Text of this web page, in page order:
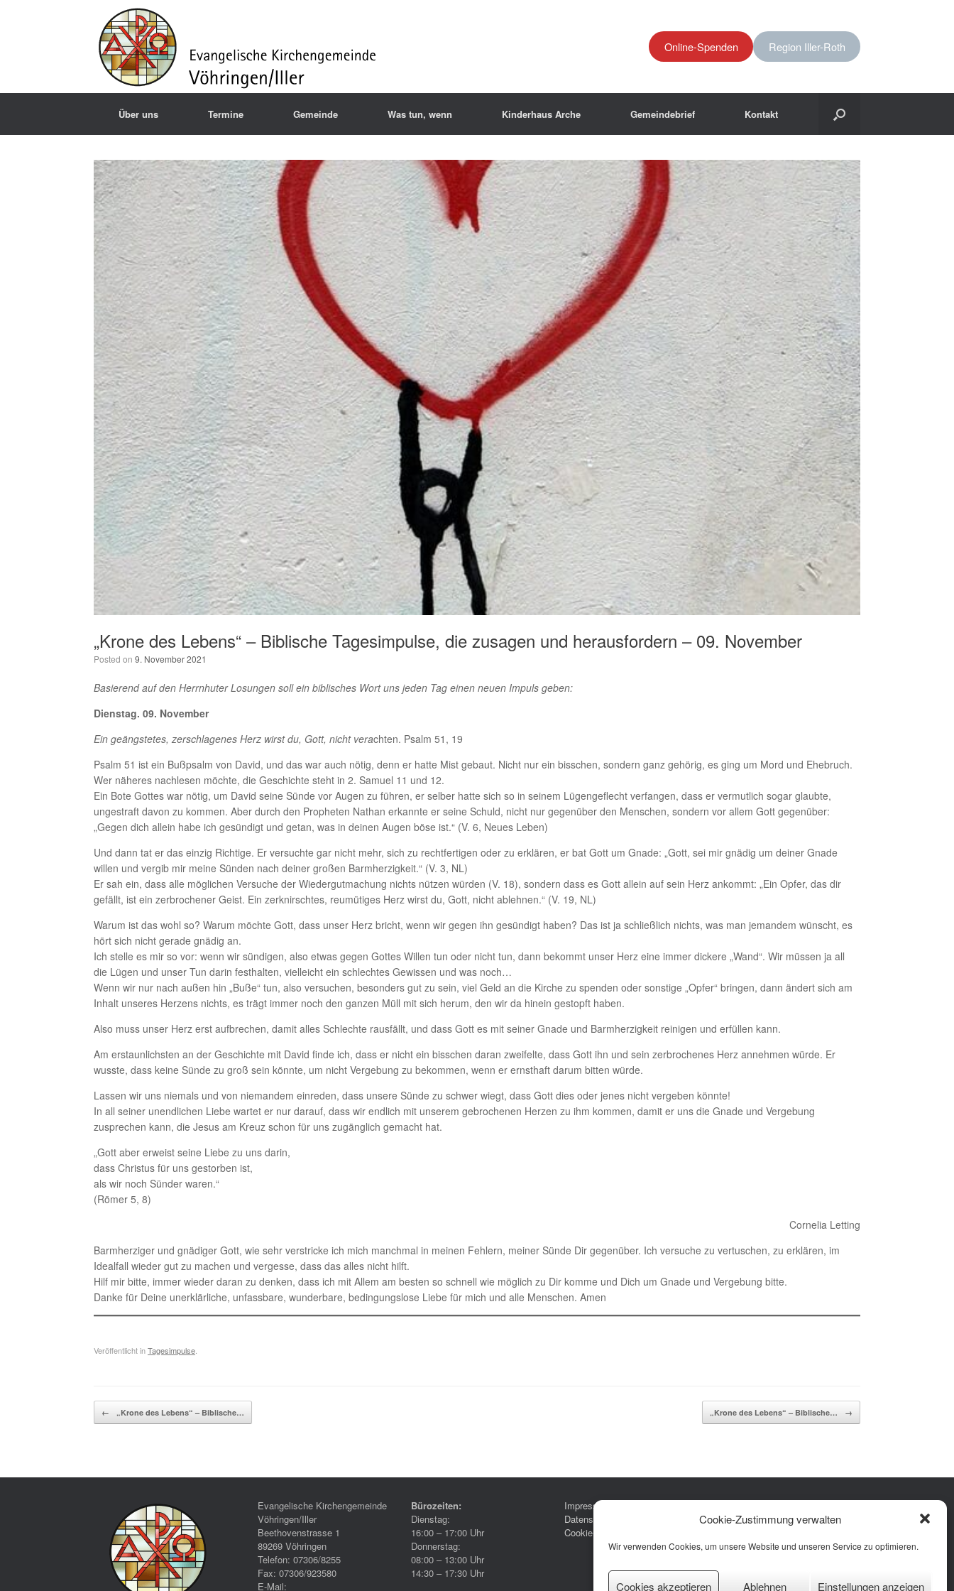
Cookie-Zustimmung verwalten
Wir verwenden Cookies, um unsere Website und unseren Service zu optimieren.
Cookies akzeptieren Ablehnen Einstellungen anzeigen
Online-Spenden Region Iller-Roth
Über uns Termine Gemeinde Was tun, wenn Kinderhaus Arche Gemeindebrief Kontakt
„Krone des Lebens“ – Biblische Tagesimpulse, die zusagen und herausfordern – 09. November
Posted on 9. November 2021
Basierend auf den Herrnhuter Losungen soll ein biblisches Wort uns jeden Tag einen neuen Impuls geben:
Dienstag. 09. November
Ein geängstetes, zerschlagenes Herz wirst du, Gott, nicht verachten. Psalm 51, 19
Psalm 51 ist ein Bußpsalm von David, und das war auch nötig, denn er hatte Mist gebaut. Nicht nur ein bisschen, sondern ganz gehörig, es ging um Mord und Ehebruch.
Wer näheres nachlesen möchte, die Geschichte steht in 2. Samuel 11 und 12.
Ein Bote Gottes war nötig, um David seine Sünde vor Augen zu führen, er selber hatte sich so in seinem Lügengeflecht verfangen, dass er vermutlich sogar glaubte,
ungestraft davon zu kommen. Aber durch den Propheten Nathan erkannte er seine Schuld, nicht nur gegenüber den Menschen, sondern vor allem Gott gegenüber:
„Gegen dich allein habe ich gesündigt und getan, was in deinen Augen böse ist.“ (V. 6, Neues Leben)
Und dann tat er das einzig Richtige. Er versuchte gar nicht mehr, sich zu rechtfertigen oder zu erklären, er bat Gott um Gnade: „Gott, sei mir gnädig um deiner Gnade
willen und vergib mir meine Sünden nach deiner großen Barmherzigkeit.“ (V. 3, NL)
Er sah ein, dass alle möglichen Versuche der Wiedergutmachung nichts nützen würden (V. 18), sondern dass es Gott allein auf sein Herz ankommt: „Ein Opfer, das dir
gefällt, ist ein zerbrochener Geist. Ein zerknirschtes, reumütiges Herz wirst du, Gott, nicht ablehnen.“ (V. 19, NL)
Warum ist das wohl so? Warum möchte Gott, dass unser Herz bricht, wenn wir gegen ihn gesündigt haben? Das ist ja schließlich nichts, was man jemandem wünscht, es
hört sich nicht gerade gnädig an.
Ich stelle es mir so vor: wenn wir sündigen, also etwas gegen Gottes Willen tun oder nicht tun, dann bekommt unser Herz eine immer dickere „Wand“. Wir müssen ja all
die Lügen und unser Tun darin festhalten, vielleicht ein schlechtes Gewissen und was noch…
Wenn wir nur nach außen hin „Buße“ tun, also versuchen, besonders gut zu sein, viel Geld an die Kirche zu spenden oder sonstige „Opfer“ bringen, dann ändert sich am
Inhalt unseres Herzens nichts, es trägt immer noch den ganzen Müll mit sich herum, den wir da hinein gestopft haben.
Also muss unser Herz erst aufbrechen, damit alles Schlechte rausfällt, und dass Gott es mit seiner Gnade und Barmherzigkeit reinigen und erfüllen kann.
Am erstaunlichsten an der Geschichte mit David finde ich, dass er nicht ein bisschen daran zweifelte, dass Gott ihn und sein zerbrochenes Herz annehmen würde. Er
wusste, dass keine Sünde zu groß sein könnte, um nicht Vergebung zu bekommen, wenn er ernsthaft darum bitten würde.
Lassen wir uns niemals und von niemandem einreden, dass unsere Sünde zu schwer wiegt, dass Gott dies oder jenes nicht vergeben könnte!
In all seiner unendlichen Liebe wartet er nur darauf, dass wir endlich mit unserem gebrochenen Herzen zu ihm kommen, damit er uns die Gnade und Vergebung
zusprechen kann, die Jesus am Kreuz schon für uns zugänglich gemacht hat.
„Gott aber erweist seine Liebe zu uns darin,
dass Christus für uns gestorben ist,
als wir noch Sünder waren.“
(Römer 5, 8)
Cornelia Letting
Barmherziger und gnädiger Gott, wie sehr verstricke ich mich manchmal in meinen Fehlern, meiner Sünde Dir gegenüber. Ich versuche zu vertuschen, zu erklären, im
Idealfall wieder gut zu machen und vergesse, dass das alles nicht hilft.
Hilf mir bitte, immer wieder daran zu denken, dass ich mit Allem am besten so schnell wie möglich zu Dir komme und Dich um Gnade und Vergebung bitte.
Danke für Deine unerklärliche, unfassbare, wunderbare, bedingungslose Liebe für mich und alle Menschen. Amen
Veröffentlicht inTagesimpulse
Beitragsnavigation
← „Krone des Lebens“ – Biblische… „Krone des Lebens“ – Biblische… →
Evangelische Kirchengemeinde
Vöhringen/Iller
Beethovenstrasse 1
89269 Vöhringen
Telefon: 07306/8255
Fax: 07306/923580
E-Mail:
Bürozeiten:
Dienstag:
16:00 – 17:00 Uhr
Donnerstag:
08:00 – 13:00 Uhr
14:30 – 17:30 Uhr
Impressum
Datenschutzerklärung
Cookie-Richtlinie (EU)
Facebook
Instagram
YouTube